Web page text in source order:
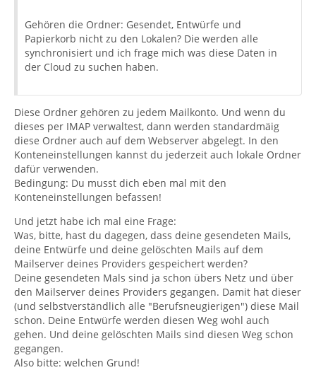
Gehören die Ordner: Gesendet, Entwürfe und
Papierkorb nicht zu den Lokalen? Die werden alle
synchronisiert und ich frage mich was diese Daten in
der Cloud zu suchen haben.
Diese Ordner gehören zu jedem Mailkonto. Und wenn du
dieses per IMAP verwaltest, dann werden standardmäig
diese Ordner auch auf dem Webserver abgelegt. In den
Konteneinstellungen kannst du jederzeit auch lokale Ordner
dafür verwenden.
Bedingung: Du musst dich eben mal mit den
Konteneinstellungen befassen!
Und jetzt habe ich mal eine Frage:
Was, bitte, hast du dagegen, dass deine gesendeten Mails,
deine Entwürfe und deine gelöschten Mails auf dem
Mailserver deines Providers gespeichert werden?
Deine gesendeten Mals sind ja schon übers Netz und über
den Mailserver deines Providers gegangen. Damit hat dieser
(und selbstverständlich alle "Berufsneugierigen") diese Mail
schon. Deine Entwürfe werden diesen Weg wohl auch
gehen. Und deine gelöschten Mails sind diesen Weg schon
gegangen.
Also bitte: welchen Grund!